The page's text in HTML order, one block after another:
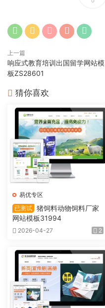
上一篇
响应式教育培训出国留学网站模
板ZS28601
猜你喜欢
易优专区
已测试 猪饲料动物饲料厂家
网站模板31994
2026-04-27 2